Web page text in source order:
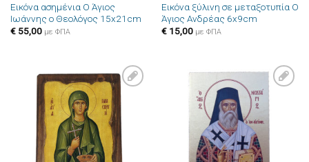
Εικόνα ασημένια Ο Άγιος
Ιωάννης ο Θεολόγος 15x21cm
€55,00 με ΦΠΑ
Εικόνα ξύλινη σε μεταξοτυπία Ο
Άγιος Ανδρέας 6x9cm
€15,00 με ΦΠΑ
Πρόσθήκη
στην λίστα
επιθυμιών
Πρόσθήκη
στην λίστα